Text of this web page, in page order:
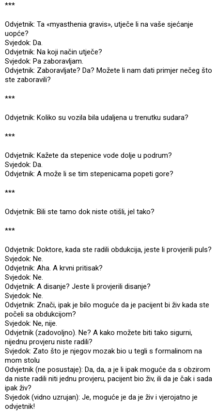
***
Odvjetnik: Ta «myasthenia gravis», utječe li na vaše sjećanje
uopće?
Svjedok: Da.
Odvjetnik: Na koji način utječe?
Svjedok: Pa zaboravljam.
Odvjetnik: Zaboravljate? Da? Možete li nam dati primjer nečeg što
ste zaboravili?
***
Odvjetnik: Koliko su vozila bila udaljena u trenutku sudara?
***
Odvjetnik: Kažete da stepenice vode dolje u podrum?
Svjedok: Da.
Odvjetnik: A može li se tim stepenicama popeti gore?
***
Odvjetnik: Bili ste tamo dok niste otišli, jel tako?
***
Odvjetnik: Doktore, kada ste radili obdukcija, jeste li provjerili puls?
Svjedok: Ne.
Odvjetnik: Aha. A krvni pritisak?
Svjedok: Ne.
Odvjetnik: A disanje? Jeste li provjerili disanje?
Svjedok: Ne.
Odvjetnik: Znači, ipak je bilo moguće da je pacijent bi živ kada ste
počeli sa obdukcijom?
Svjedok: Ne, nije.
Odvjetnik (zadovoljno). Ne? A kako možete biti tako sigurni,
nijednu provjeru niste radili?
Svjedok: Zato što je njegov mozak bio u tegli s formalinom na
mom stolu
Odvjetnik (ne posustaje): Da, da, a je li ipak moguće da s obzirom
da niste radili niti jednu provjeru, pacijent bio živ, ili da je čak i sada
ipak živ?
Svjedok (vidno uzrujan): Je, moguće je da je živ i vjerojatno je
odvjetnik!